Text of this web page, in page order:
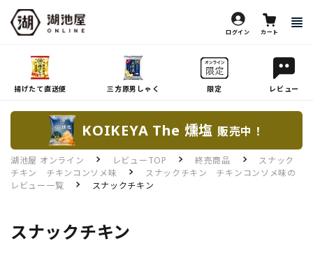
ログイン カート
揚げたて直送便 三方原男しゃく 限定 レビュー
KOIKEYA The 燻塩 販売中！
湖池屋 オンライン レビューTOP 終売商品
スナック
チキン チキンコンソメ味
スナックチキン チキンコンソメ味の
レビュー一覧
スナックチキン
スナックチキン